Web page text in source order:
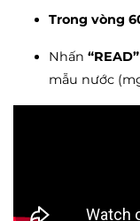
Trong vòng
Nhấn “READ”
mẫu nước